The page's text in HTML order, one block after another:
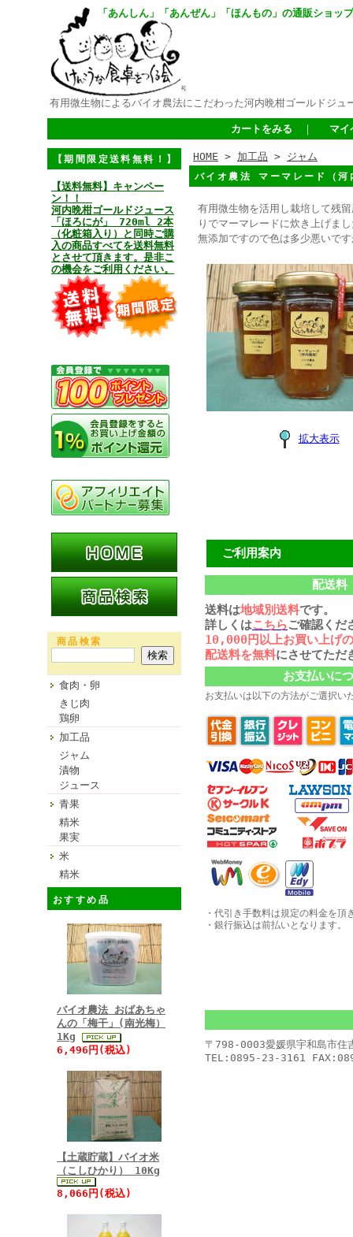
「あんしん」「あんぜん」「ほんもの」の通販ショップ
有用微生物によるバイオ農法にこだわった河内晩柑ゴールドジュ
カートをみる ｜ マイ
【期間限定送料無料！】
【送料無料】キャンペー
ン！！
河内晩柑ゴールドジュース
「ほろにが」 720ml 2本
（化粧箱入り）と同時ご購
入の商品すべてを送料無料
とさせて頂きます。是非こ
の機会をご利用ください。
商品検索
食肉・卵
きじ肉
鶏卵
加工品
ジャム
漬物
ジュース
青果
精米
果実
米
精米
おすすめ品
バイオ農法 おばあちゃ
んの「梅干」(南光梅）
1Kg
6,496円(税込)
【土蔵貯蔵】バイオ米
（こしひかり） 10Kg
8,066円(税込)
HOME > 加工品 > ジャム
バイオ農法 マーマレード（
有用微生物を活用し栽培して残
りでマーマレードに炊き上げま
無添加ですので色は多少悪いで
拡大表示
ご利用案内
配送料
送料は地域別送料です。
詳しくはこちらご確認くだ
10,000円以上お買い上げ
配送料を無料にさせてただ
お支払いに
お支払いは以下の方法がご選択い
・代引き手数料は規定の料金を
・銀行振込は前払いとなります。
〒798-0003愛媛県宇和島市
TEL:0895-23-3161